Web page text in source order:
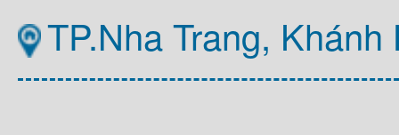
TP.Nha Trang, Khánh